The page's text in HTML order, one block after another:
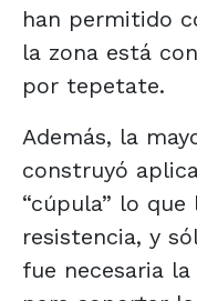
han permitido
la zona está
por tepetate.
Además, la
construyó
“cúpula” lo
resistencia, y
fue necesaria